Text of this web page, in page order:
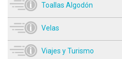
Toallas Algodón
Velas
Viajes y Turismo